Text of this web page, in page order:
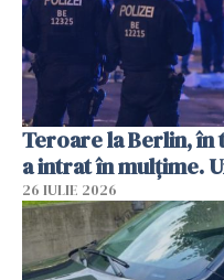
Teroare la Berlin, în
a intrat în mulțime.
26 IULIE 2026